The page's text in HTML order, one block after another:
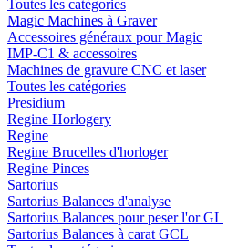
Toutes les catégories
Magic Machines à Graver
Accessoires généraux pour Magic
IMP-C1 & accessoires
Machines de gravure CNC et laser
Toutes les catégories
Presidium
Regine Horlogery
Regine
Regine Brucelles d'horloger
Regine Pinces
Sartorius
Sartorius Balances d'analyse
Sartorius Balances pour peser l'or GL
Sartorius Balances à carat GCL